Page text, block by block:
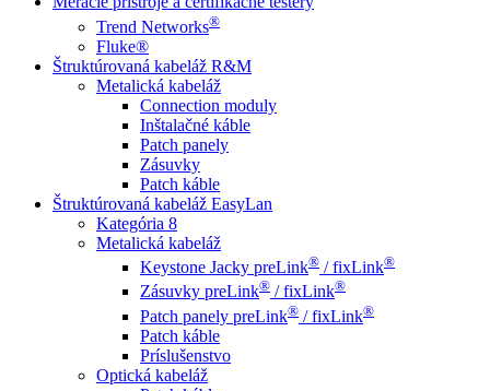
Trend Networks®
Fluke®
Štruktúrovaná kabeláž R&M
Metalická kabeláž
Connection moduly
Inštalačné káble
Patch panely
Zásuvky
Patch káble
Štruktúrovaná kabeláž EasyLan
Kategória 8
Metalická kabeláž
Keystone Jacky preLink® / fixLink®
Zásuvky preLink® / fixLink®
Patch panely preLink® / fixLink®
Patch káble
Príslušenstvo
Optická kabeláž